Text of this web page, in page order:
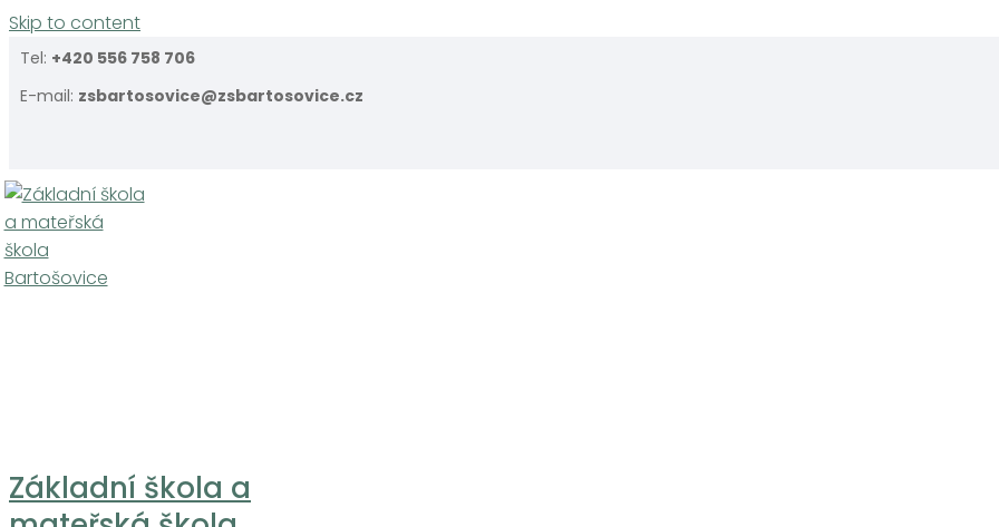
Skip to content
Tel: +420 556 758 706
E-mail: zsbartosovice@zsbartosovice.cz
Základní škola a